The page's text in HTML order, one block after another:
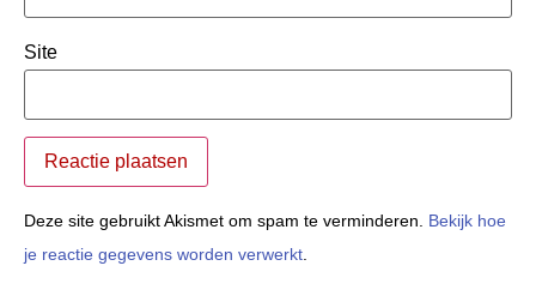
Site
Deze site gebruikt Akismet om spam te verminderen. Bekijk hoe
je reactie gegevens worden verwerkt.